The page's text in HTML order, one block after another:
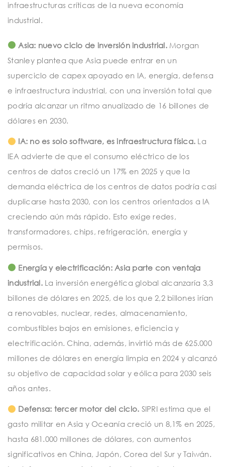
infraestructuras críticas de la nueva economía
industrial.
Asia: nuevo ciclo de inversión industrial.Morgan
Stanley plantea que Asia puede entrar en un
superciclo de capex apoyado en IA, energía, defensa
e infraestructura industrial, con una inversión total que
podría alcanzar un ritmo anualizado de 16 billones de
dólares en 2030.
IA: no es solo software, es infraestructura física. La
IEA advierte de que el consumo eléctrico de los
centros de datos creció un 17% en 2025 y que la
demanda eléctrica de los centros de datos podría casi
duplicarse hasta 2030, con los centros orientados a IA
creciendo aún más rápido. Esto exige redes,
transformadores, chips, refrigeración, energía y
permisos.
Energía y electrificación: Asia parte con ventaja
industrial.La inversión energética global alcanzaría 3,3
billones de dólares en 2025, de los que 2,2 billones irían
a renovables, nuclear, redes, almacenamiento,
combustibles bajos en emisiones, eficiencia y
electrificación. China, además, invirtió más de 625.000
millones de dólares en energía limpia en 2024 y alcanzó
su objetivo de capacidad solar y eólica para 2030 seis
años antes.
Defensa: tercer motor del ciclo. SIPRI estima que el
gasto militar en Asia y Oceanía creció un 8,1% en 2025,
hasta 681.000 millones de dólares, con aumentos
significativos en China, Japón, Corea del Sur y Taiwán.